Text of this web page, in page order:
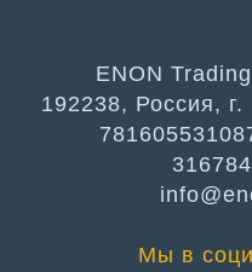
ENON
192238, Россия,
Мы в